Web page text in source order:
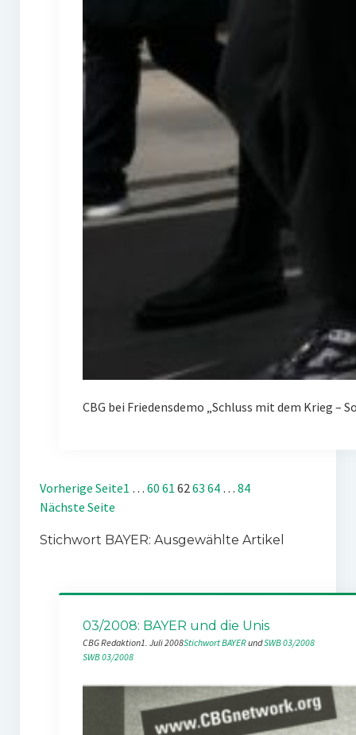
CBG bei Friedensdemo „Schluss mit dem Krieg
Vorherige Seite1 … 60 61 62 63 64 … 84
Nächste Seite
Stichwort BAYER: Ausgewählte Artikel
03/2008: BAYER und die Unis
CBG Redaktion1. Juli 2008Stichwort BAYER und SWB 03/2008
SWB 03/2008